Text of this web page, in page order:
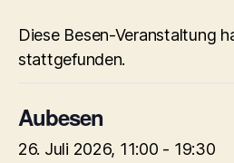
Diese Besen-Veranstaltung
stattgefunden.
Aubesen
26. Juli 2026, 11:00 - 19:30